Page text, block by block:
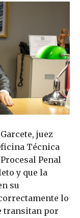
juez
Técnica
Penal
y que la
su
lo
transitan por